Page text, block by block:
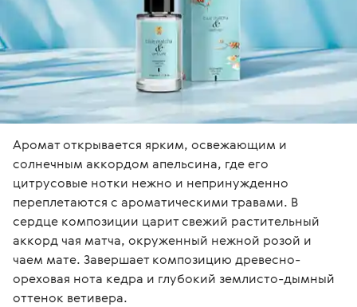
Аромат открывается ярким, освежающим и
солнечным аккордом апельсина, где его
цитрусовые нотки нежно и непринужденно
переплетаются с ароматическими травами. В
сердце композиции царит свежий растительный
аккорд чая матча, окруженный нежной розой и
чаем мате. Завершает композицию древесно-
ореховая нота кедра и глубокий землисто-дымный
оттенок ветивера.